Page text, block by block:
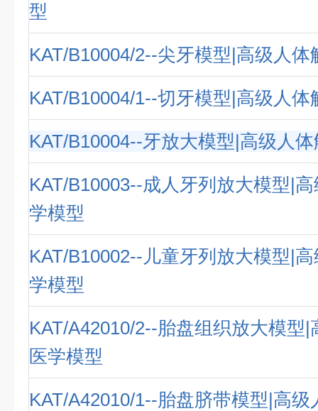
型
KAT/B10004/2--尖牙模型|高级人体
KAT/B10004/1--切牙模型|高级人体
KAT/B10004--牙放大模型|高级人
KAT/B10003--成人牙列放大模型|
学模型
KAT/B10002--儿童牙列放大模型|
学模型
KAT/A42010/2--胎盘组织放大模型|
医学模型
KAT/A42010/1--胎盘脐带模型|高级